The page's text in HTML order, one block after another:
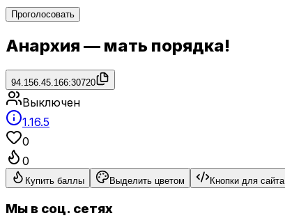
Проголосовать
Анархия — мать порядка!
94.156.45.166:30720
Выключен
1.16.5
0
0
Купить баллы Выделить цветом Кнопки для сайта
Мы в соц. сетях